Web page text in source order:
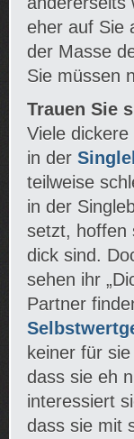
eher auf Sie
der Masse
Sie müssen
Trauen Sie
Viele
in der
teilweise
in der
setzt, hoffen
dick sind.
sehen ihr
Partner
keiner für
dass sie eh
interessiert
dass sie mit